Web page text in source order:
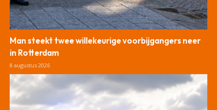
Man steekt twee willekeurige voorbijgangers neer
in Rotterdam
8 augustus 2026